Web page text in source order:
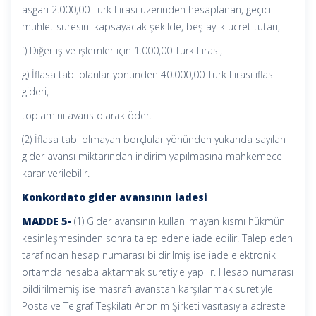
asgari 2.000,00 Türk Lirası üzerinden hesaplanan, geçici
mühlet süresini kapsayacak şekilde, beş aylık ücret tutarı,
f) Diğer iş ve işlemler için 1.000,00 Türk Lirası,
g) İflasa tabi olanlar yönünden 40.000,00 Türk Lirası iflas
gideri,
toplamını avans olarak öder.
(2) İflasa tabi olmayan borçlular yönünden yukarıda sayılan
gider avansı miktarından indirim yapılmasına mahkemece
karar verilebilir.
Konkordato gider avansının iadesi
MADDE 5- (1) Gider avansının kullanılmayan kısmı hükmün
kesinleşmesinden sonra talep edene iade edilir. Talep eden
tarafından hesap numarası bildirilmiş ise iade elektronik
ortamda hesaba aktarmak suretiyle yapılır. Hesap numarası
bildirilmemiş ise masrafı avanstan karşılanmak suretiyle
Posta ve Telgraf Teşkilatı Anonim Şirketi vasıtasıyla adreste